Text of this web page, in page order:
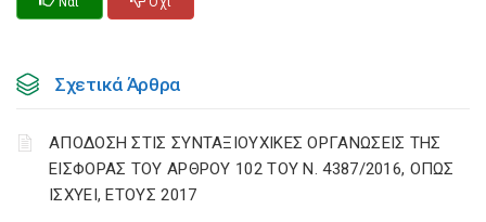
Σχετικά Άρθρα
ΑΠΟΔΟΣΗ ΣΤΙΣ ΣΥΝΤΑΞΙΟΥΧΙΚΕΣ ΟΡΓΑΝΩΣΕΙΣ ΤΗΣ
ΕΙΣΦΟΡΑΣ ΤΟΥ ΑΡΘΡΟΥ 102 ΤΟΥ Ν. 4387/2016, ΟΠΩΣ
ΙΣΧΥΕΙ, ΕΤΟΥΣ 2017